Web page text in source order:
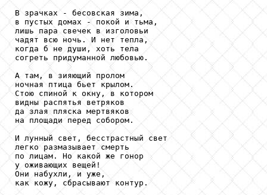
В зрачках - бесовская зима,
в пустых домах - покой и тьма,
лишь пара свечек в изголовьи
чадят всю ночь. И нет тепла,
когда б не души, хоть тела
согреть придуманной любовью.
А там, в зияющий пролом
ночная птица бьет крылом.
Стою спиной к окну, в котором
видны распятья ветряков
да злая пляска мертвяков
на площади перед собором.
И лунный свет, бесстрастный свет
легко размазывает смерть
по лицам. Но какой же гонор
у оживающих вещей!
Они набухли, и уже,
как кожу, сбрасывают контур.